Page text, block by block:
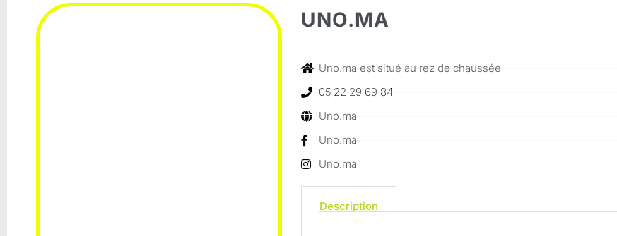
UNO.MA
Uno.ma est situé au rez de chaussée
05 22 29 69 84
Uno.ma
Uno.ma
Uno.ma
Description